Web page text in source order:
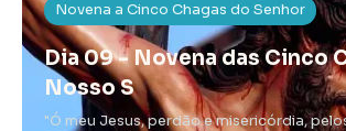
Novena a Cinco Chagas do Senhor
Dia 09 - Novena das Cinco
Nosso S
"Ó meu Jesus, perdão e misericórdia,